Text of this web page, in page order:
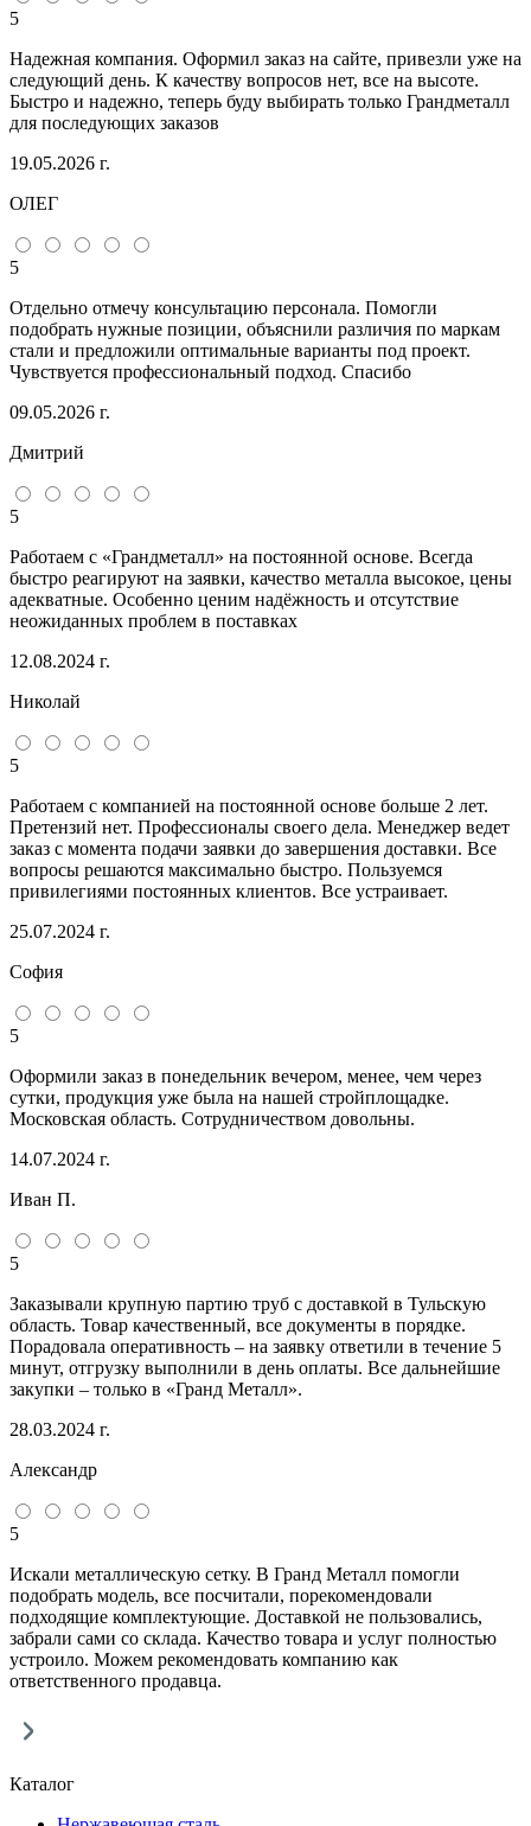
5
Надежная компания. Оформил заказ на сайте, привезли уже на
следующий день. К качеству вопросов нет, все на высоте.
Быстро и надежно, теперь буду выбирать только Грандметалл
для последующих заказов
19.05.2026 г.
ОЛЕГ
5
Отдельно отмечу консультацию персонала. Помогли
подобрать нужные позиции, объяснили различия по маркам
стали и предложили оптимальные варианты под проект.
Чувствуется профессиональный подход. Спасибо
09.05.2026 г.
Дмитрий
5
Работаем с «Грандметалл» на постоянной основе. Всегда
быстро реагируют на заявки, качество металла высокое, цены
адекватные. Особенно ценим надёжность и отсутствие
неожиданных проблем в поставках
12.08.2024 г.
Николай
5
Работаем с компанией на постоянной основе больше 2 лет.
Претензий нет. Профессионалы своего дела. Менеджер ведет
заказ с момента подачи заявки до завершения доставки. Все
вопросы решаются максимально быстро. Пользуемся
привилегиями постоянных клиентов. Все устраивает.
25.07.2024 г.
София
5
Оформили заказ в понедельник вечером, менее, чем через
сутки, продукция уже была на нашей стройплощадке.
Московская область. Сотрудничеством довольны.
14.07.2024 г.
Иван П.
5
Заказывали крупную партию труб с доставкой в Тульскую
область. Товар качественный, все документы в порядке.
Порадовала оперативность – на заявку ответили в течение 5
минут, отгрузку выполнили в день оплаты. Все дальнейшие
закупки – только в «Гранд Металл».
28.03.2024 г.
Александр
5
Искали металлическую сетку. В Гранд Металл помогли
подобрать модель, все посчитали, порекомендовали
подходящие комплектующие. Доставкой не пользовались,
забрали сами со склада. Качество товара и услуг полностью
устроило. Можем рекомендовать компанию как
ответственного продавца.
Каталог